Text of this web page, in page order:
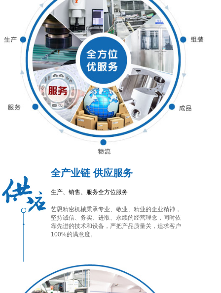
全产业链 供应服务
生产、销售、服务全方位服务
艺恩精密机械秉承专业、敬业、精业的企业精神，
坚持诚信、务实、进取、永续的经营理念，同时依
靠先进的技术和设备，严把产品质量关，追求客户
100%的满意度。